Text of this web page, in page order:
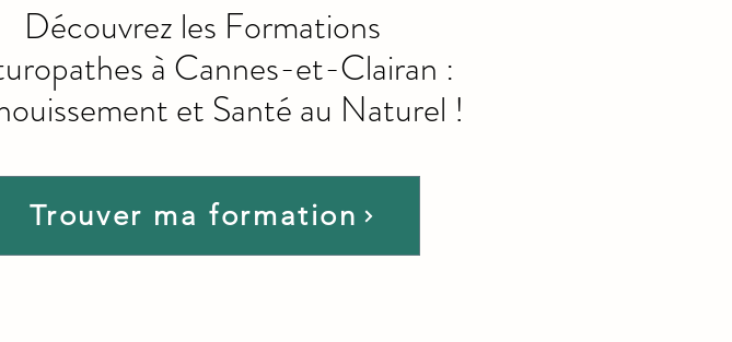
Trouver ma formation
Découvrez les Formations
à Cannes-et-Clairan :
et Santé au Naturel !